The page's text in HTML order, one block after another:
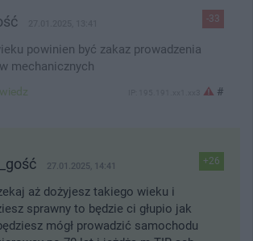
-33
powinien być zakaz prowadzenia
mechanicznych
#
+26
27.01.2025, 14:41
aż dożyjesz takiego wieku i
sprawny to będzie ci głupio jak
mógł prowadzić samochodu